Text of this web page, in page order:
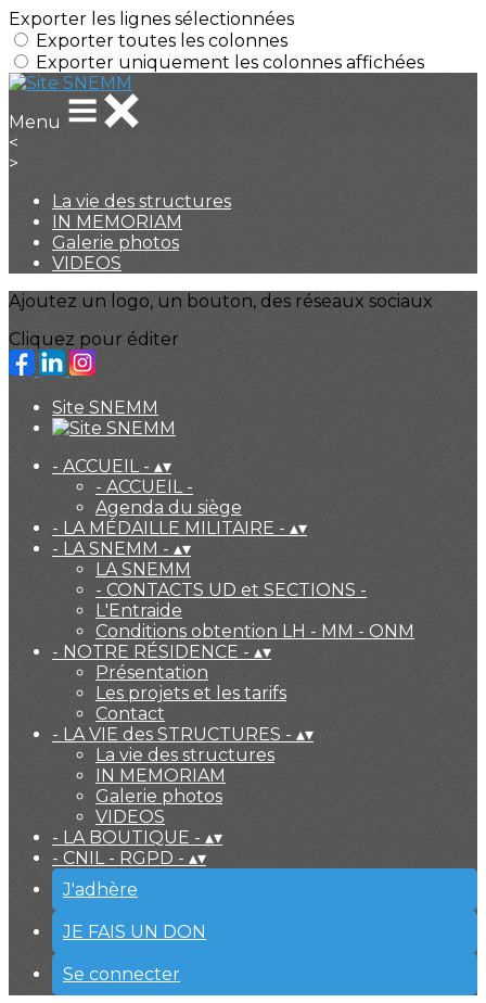
Exporter les lignes sélectionnées
Exporter toutes les colonnes
Exporter uniquement les colonnes affichées
Menu
<
>
La vie des structures
IN MEMORIAM
Galerie photos
VIDEOS
Ajoutez un logo, un bouton, des réseaux sociaux
Cliquez pour éditer
Site SNEMM
- ACCUEIL - ▴▾
- ACCUEIL -
Agenda du siège
- LA MÉDAILLE MILITAIRE - ▴▾
- LA SNEMM - ▴▾
LA SNEMM
- CONTACTS UD et SECTIONS -
L'Entraide
Conditions obtention LH - MM - ONM
- NOTRE RÉSIDENCE - ▴▾
Présentation
Les projets et les tarifs
Contact
- LA VIE des STRUCTURES - ▴▾
La vie des structures
IN MEMORIAM
Galerie photos
VIDEOS
- LA BOUTIQUE - ▴▾
- CNIL - RGPD - ▴▾
J'adhère
JE FAIS UN DON
Se connecter